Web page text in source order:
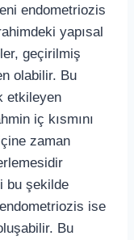
endometriozis
yapısal
geçirilmiş
olabilir. Bu
etkileyen
iç kısmını
zaman
bu şekilde
ise
Bu